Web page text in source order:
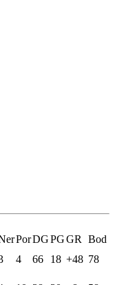
PorDGPGGR
Bod
4 66 18 +48 78